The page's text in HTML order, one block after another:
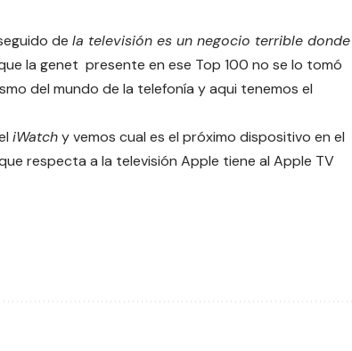
de la televisión es un negocio terrible donde
la genet presente en ese Top 100 no se lo tomó
del mundo de la telefonía y aqui tenemos el
iWatchy vemos cual es el próximo dispositivo en el
respecta a la televisión Apple tiene al Apple TV